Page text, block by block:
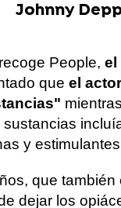
Johnny
People, el
que el
y
que
dejar los